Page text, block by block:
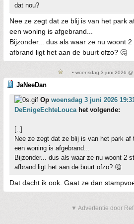
dat nou?
Nee ze zegt dat ze blij is van het park
een woning is afgebrand...
Bijzonder... dus als waar ze nu woont
afbrand ligt het aan de buurt ofzo? 🤔
• woensdag 3 juni 2026 @
JaNeeDan
Op woensdag 3 juni 2026
DeEnigeEchteLoucahet volgende:
[..]
Nee ze zegt dat ze blij is van het park
een woning is afgebrand...
Bijzonder... dus als waar ze nu woont 2
afbrand ligt het aan de buurt ofzo? 🤔
Dat dacht ik ook. Gaat ze dan
▼ Advertentie door